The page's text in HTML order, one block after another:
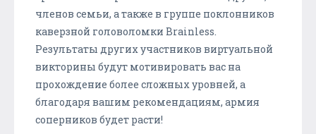
членов семьи, а также в группе поклонников
каверзной головоломки Brainless.
Результаты других участников виртуальной
викторины будут мотивировать вас на
прохождение более сложных уровней, а
благодаря вашим рекомендациям, армия
соперников будет расти!